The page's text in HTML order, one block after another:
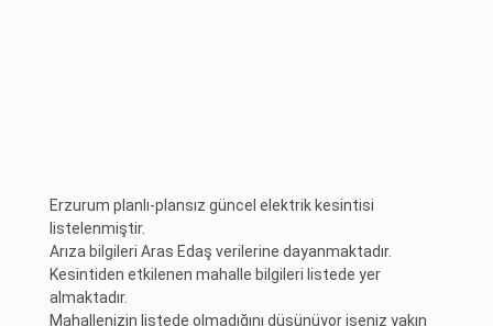
Erzurum planlı-plansız güncel elektrik kesintisi
listelenmiştir.
Arıza bilgileri Aras Edaş verilerine dayanmaktadır.
Kesintiden etkilenen mahalle bilgileri listede yer
almaktadır.
Mahallenizin listede olmadığını düşünüyor iseniz yakın